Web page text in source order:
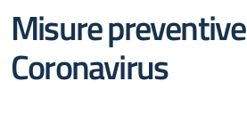
Misure preventive
Coronavirus